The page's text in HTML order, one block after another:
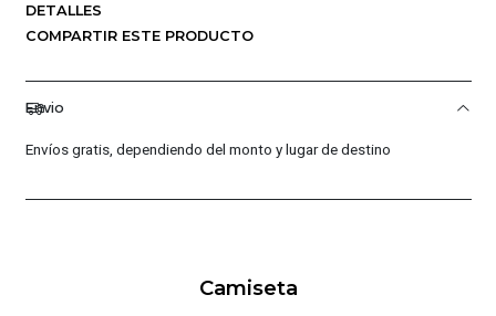
DETALLES
COMPARTIR ESTE PRODUCTO
Envio
Envíos gratis, dependiendo del monto y lugar de destino
Camiseta